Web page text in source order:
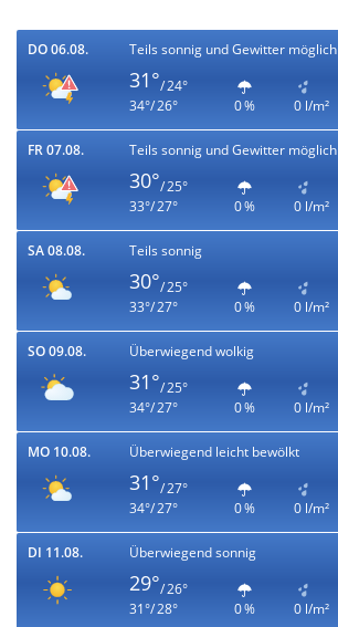
DO 06.08. Teils sonnig und Gewitter möglich
31°/ 24°
34°/ 26°
0 % 0 l/m²
FR 07.08. Teils sonnig und Gewitter möglich
30°/ 25°
33°/ 27°
0 % 0 l/m²
SA 08.08. Teils sonnig
30°/ 25°
33°/ 27°
0 % 0 l/m²
SO 09.08. Überwiegend wolkig
31°/ 25°
34°/ 27°
0 % 0 l/m²
MO 10.08. Überwiegend leicht bewölkt
31°/ 27°
34°/ 27°
0 % 0 l/m²
DI 11.08. Überwiegend sonnig
29°/ 26°
31°/ 28°
0 % 0 l/m²